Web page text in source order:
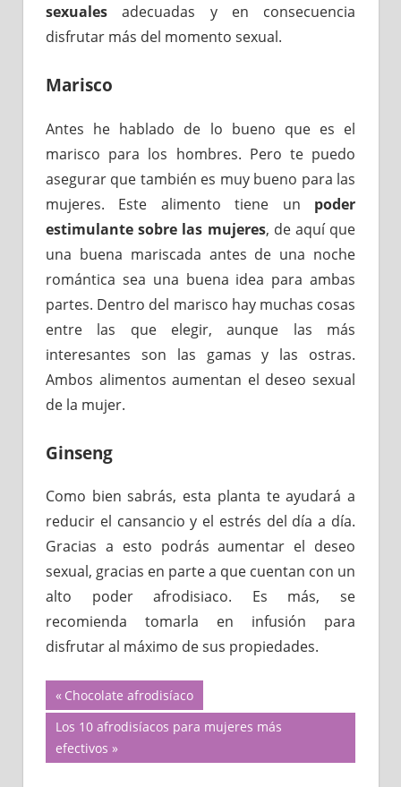
sexuales adecuadas y en consecuencia
disfrutar más del momento sexual.
Marisco
Antes he hablado de lo bueno que es el
marisco para los hombres. Pero te puedo
asegurar que también es muy bueno para las
mujeres. Este alimento tiene un poder
estimulante sobre las mujeres, de aquí que
una buena mariscada antes de una noche
romántica sea una buena idea para ambas
partes. Dentro del marisco hay muchas cosas
entre las que elegir, aunque las más
interesantes son las gamas y las ostras.
Ambos alimentos aumentan el deseo sexual
de la mujer.
Ginseng
Como bien sabrás, esta planta te ayudará a
reducir el cansancio y el estrés del día a día.
Gracias a esto podrás aumentar el deseo
sexual, gracias en parte a que cuentan con un
alto poder afrodisiaco. Es más, se
recomienda tomarla en infusión para
disfrutar al máximo de sus propiedades.
Navegación
de
Previous
Post:
Chocolate afrodisíaco
Next
Post:
Los 10 afrodisíacos para mujeres más
efectivos